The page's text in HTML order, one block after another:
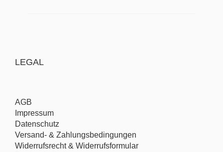
LEGAL
AGB
Impressum
Datenschutz
Versand- & Zahlungsbedingungen
Widerrufsrecht & Widerrufsformular